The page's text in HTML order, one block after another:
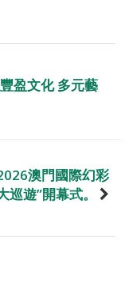
盈文化 多元藝
澳門國際幻彩
巡遊”開幕式。